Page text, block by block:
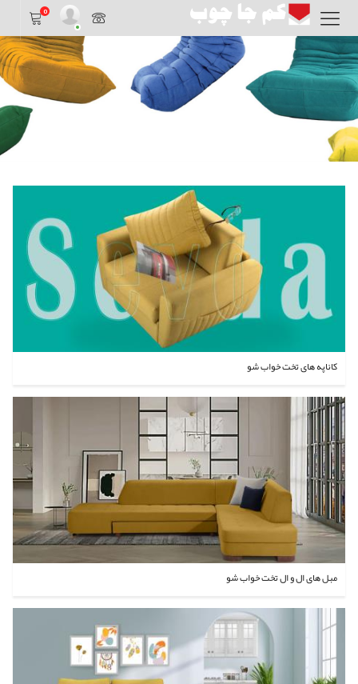
0
کاناپه های تخت خواب شو
مبل های ال و ال تخت خواب شو